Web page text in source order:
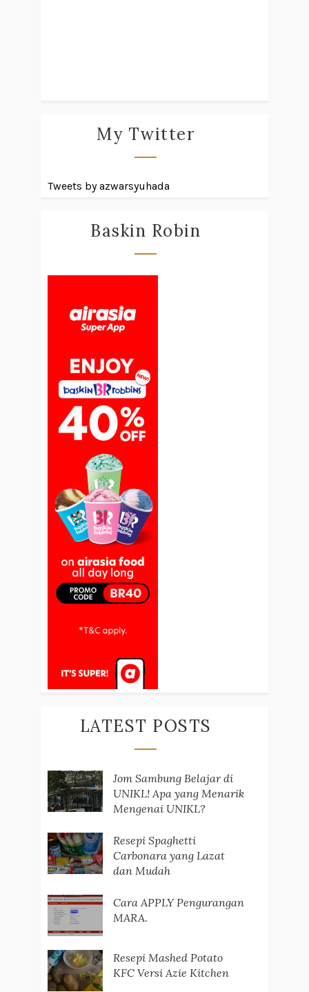
My Twitter
Tweets by azwarsyuhada
Baskin Robin
LATEST POSTS
Jom Sambung Belajar di
UNIKL! Apa yang Menarik
Mengenai UNIKL?
Resepi Spaghetti
Carbonara yang Lazat
dan Mudah
Cara APPLY Pengurangan
MARA.
Resepi Mashed Potato
KFC Versi Azie Kitchen